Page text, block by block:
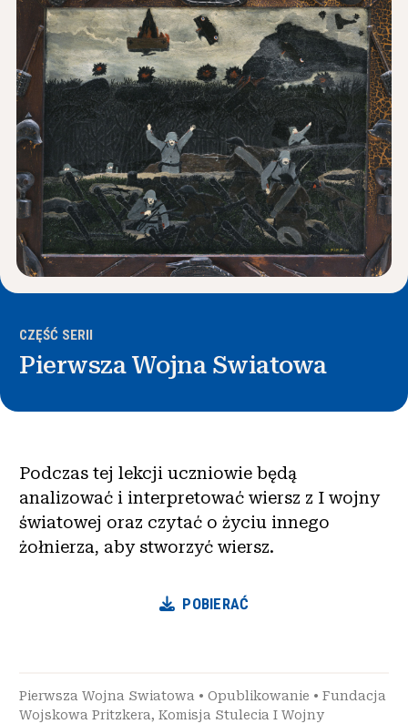
Wiadomości i wydarzenia
O NHD®
Zaangażować się
CZĘŚĆ SERII
Pierwsza Wojna Swiatowa
Podczas tej lekcji uczniowie będą
analizować i interpretować wiersz z I wojny
światowej oraz czytać o życiu innego
żołnierza, aby stworzyć wiersz.
POBIERAĆ
Pierwsza Wojna Swiatowa • Opublikowanie • Fundacja
Wojskowa Pritzkera, Komisja Stulecia I Wojny